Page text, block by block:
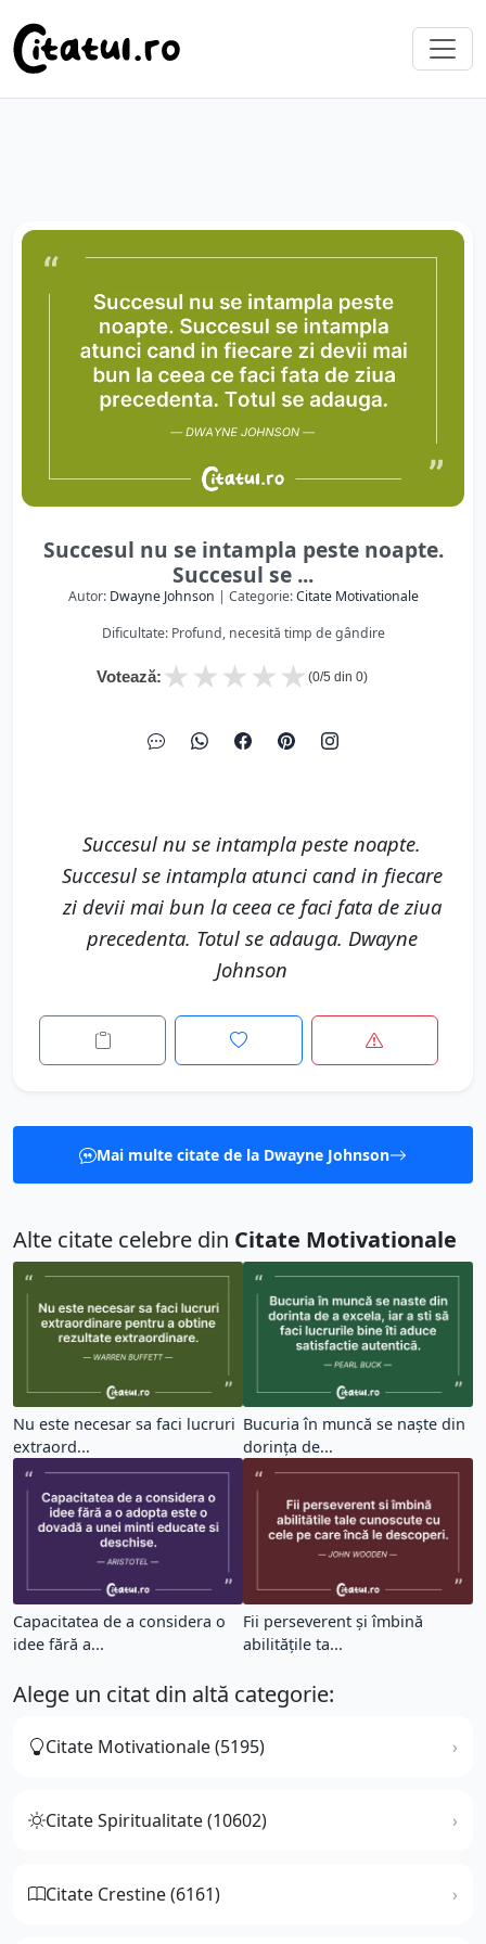
Succesul nu se intampla peste noapte.
Succesul se ...
Autor: Dwayne Johnson | Categorie:Citate Motivationale
Dificultate: Profund, necesită timp de gândire
Votează: ★
★
★
★
★ (0/5 din 0)
Succesul nu se intampla peste noapte.
Succesul se intampla atunci cand in fiecare
zi devii mai bun la ceea ce faci fata de ziua
precedenta. Totul se adauga. Dwayne
Johnson
Mai multe citate de la Dwayne Johnson
Alte citate celebre din Citate Motivationale
Nu este necesar sa faci lucruri
extraord...
Bucuria în muncă se naște din
dorința de...
Capacitatea de a considera o
idee fără a...
Fii perseverent și îmbină
abilitățile ta...
Alege un citat din altă categorie:
Citate Motivationale (5195)
Citate Spiritualitate (10602)
Citate Crestine (6161)